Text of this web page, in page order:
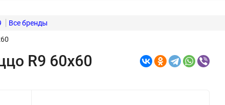
R9 60x60